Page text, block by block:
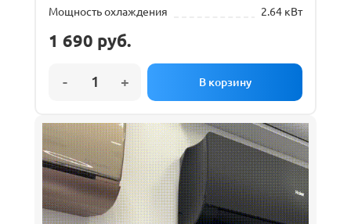
Мощность охлаждения
2.64 кВт
1 690 руб.